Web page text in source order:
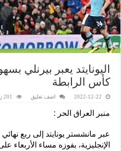
اليونايتد يعبر بيرنلي
كأس الرابطة
2022-12-22 اضف تعليق 201 زيارة
منبر العراق الحر :
عبر مانشستر يونايتد إلى ربع